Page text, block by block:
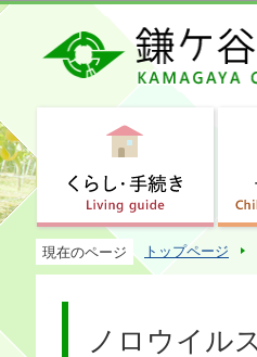
現在のページ トップページ
ノロウイル